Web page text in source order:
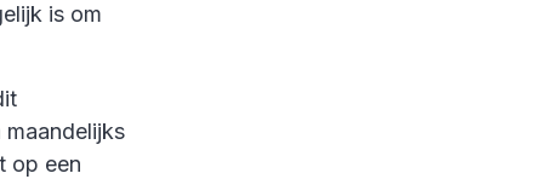
is om
op een